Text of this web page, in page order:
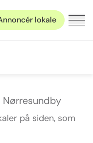
lokale
Nørresundby
på siden, som